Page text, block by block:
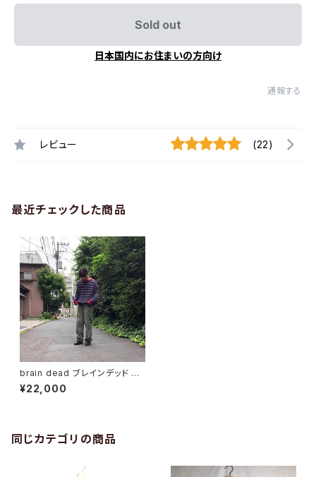
Sold out
日本国内にお住まいの方向け
通報する
レビュー (22)
最近チェックした商品
brain dead ブレインデッド ア
ルパカブレンドセーター
¥22,000
同じカテゴリの商品